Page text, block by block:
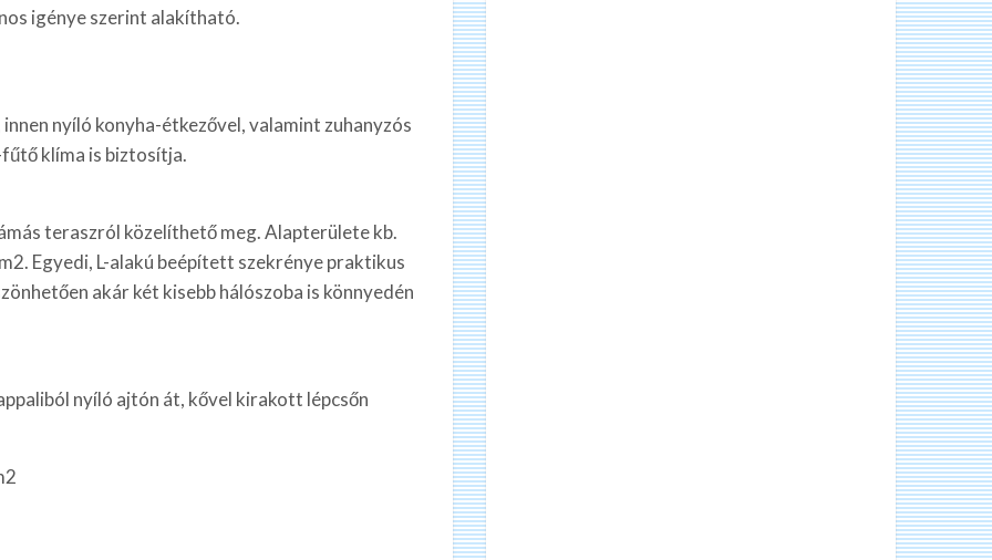
igénye szerint alakítható.
nyíló konyha-étkezővel, valamint zuhanyzós
klíma is biztosítja.
teraszról közelíthető meg. Alapterülete kb.
Egyedi, L-alakú beépített szekrénye praktikus
akár két kisebb hálószoba is könnyedén
nyíló ajtón át, kővel kirakott lépcsőn